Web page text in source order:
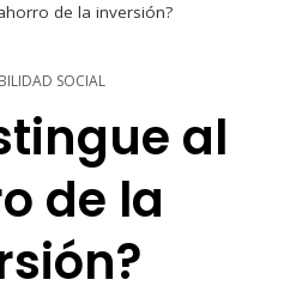
de la inversión?
SOCIAL
al
de la